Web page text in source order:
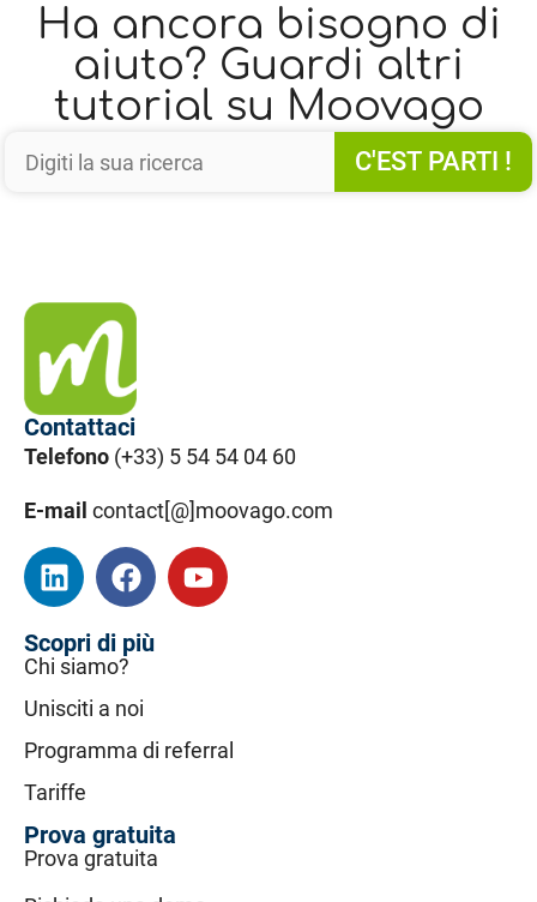
Ha ancora bisogno di
aiuto? Guardi altri
tutorial su Moovago
C'EST PARTI !
Contattaci
Telefono (+33) 5 54 54 04 60
E-mail contact[@]moovago.com
Scopri di più
Chi siamo?
Unisciti a noi
Programma di referral
Tariffe
Prova gratuita
Prova gratuita